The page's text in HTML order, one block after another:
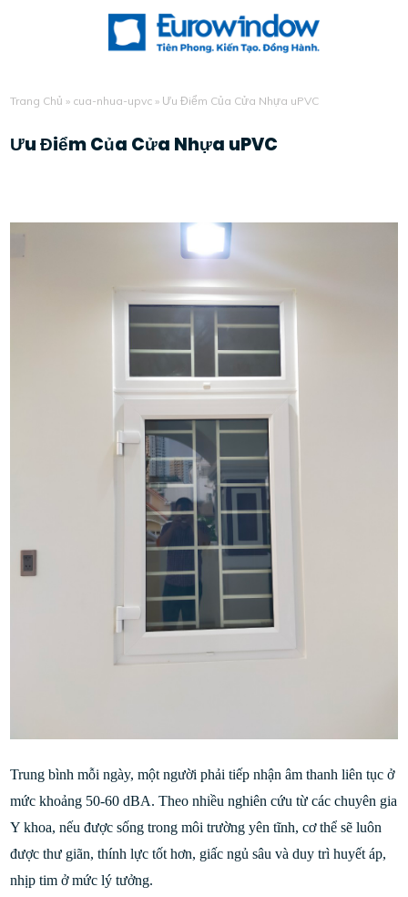
Trang Chủ » cua-nhua-upvc » Ưu Điểm Của Cửa Nhựa uPVC
Ưu Điểm Của Cửa Nhựa uPVC
Trung bình mỗi ngày, một người phải tiếp nhận âm thanh liên tục ở
mức khoảng 50-60 dBA. Theo nhiều nghiên cứu từ các chuyên gia
Y khoa, nếu được sống trong môi trường yên tĩnh, cơ thể sẽ luôn
được thư giãn, thính lực tốt hơn, giấc ngủ sâu và duy trì huyết áp,
nhịp tim ở mức lý tưởng.